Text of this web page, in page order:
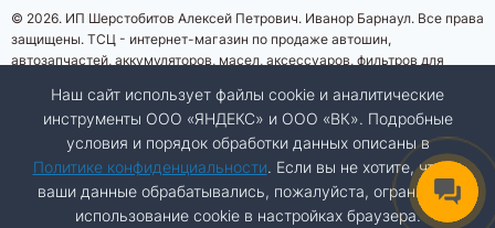
© 2026. ИП Шерстобитов Алексей Петрович. Иванор Барнаул. Все права
защищены. ТСЦ - интернет-магазин по продаже автошин,
автозапчастей, аккумуляторов, масел, аксессуаров, фильтров для
информационный характер. Представленная информация о товарах, их
стоимости, характеристик, фото, наличия на складе ни при каких
условиях не является публичной офертой, определяемой положениями
Статьи 437 (2) Гражданского кодекса Российской Федерации.
Изображения товаров на фотографиях, представленных на сайте, могут
отличаться от оригиналов. Копирование материалов сайта запрещено.
Наш сайт использует файлы cookie и аналитические
инструменты ООО «ЯНДЕКС» и ООО «ВК». Подробные
условия и порядок обработки данных описаны в
Политике конфиденциальности. Если вы не хотите, чтобы
ваши данные обрабатывались, пожалуйста, ограничьте
использование cookie в настройках браузера.